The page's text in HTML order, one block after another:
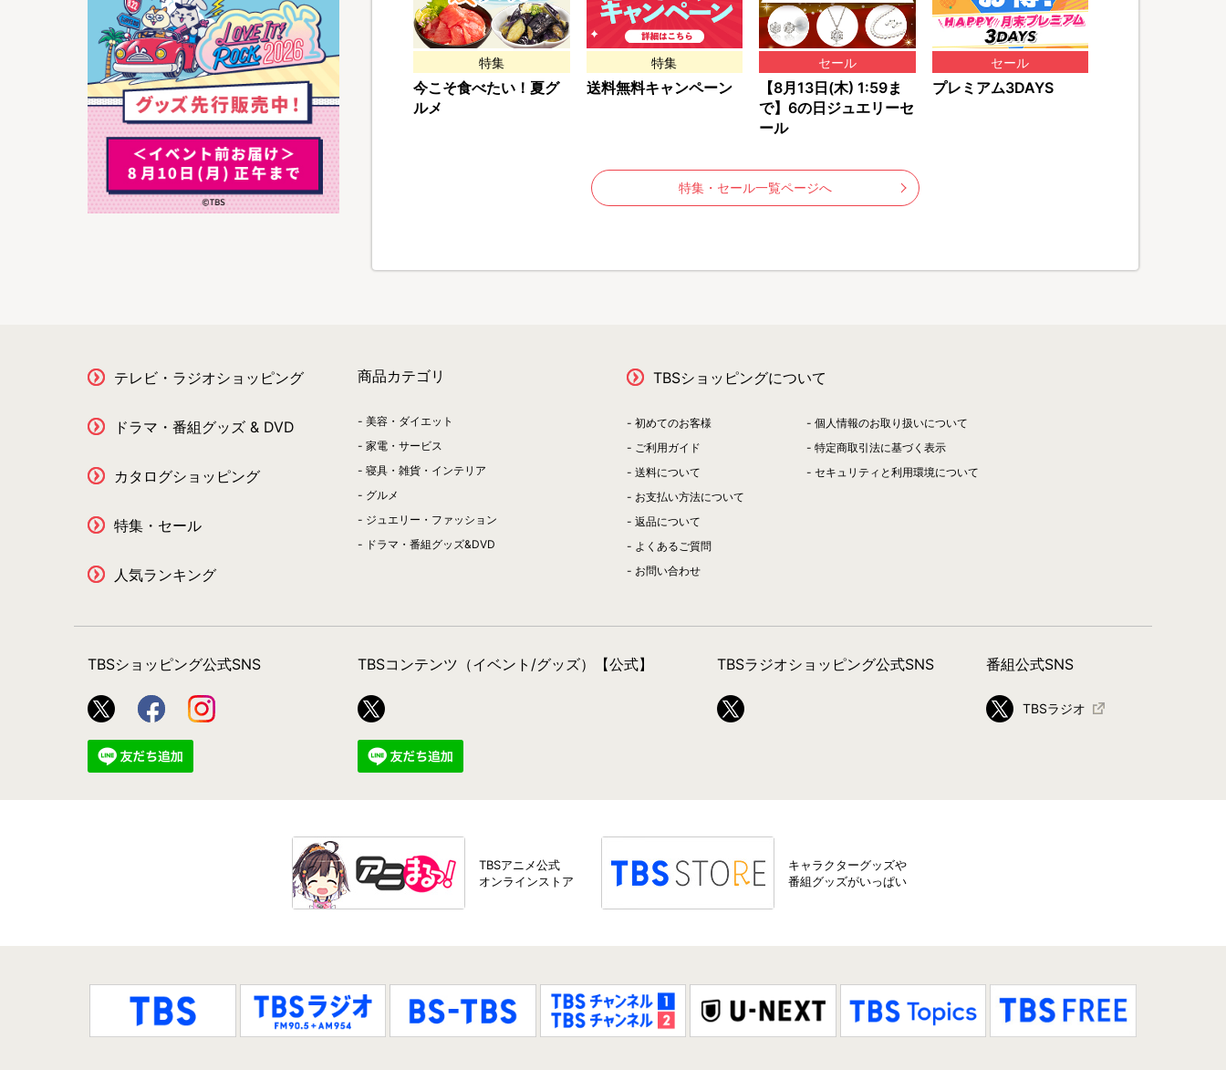
特集
今こそ食べたい！夏グ
ルメ
特集
送料無料キャンペーン
セール
【8月13日(木) 1:59ま
で】6の日ジュエリーセ
ール
セール
プレミアム3DAYS
特集・セール一覧ページへ
テレビ・ラジオショッピング
ドラマ・番組グッズ & DVD
カタログショッピング
特集・セール
人気ランキング
商品カテゴリ
美容・ダイエット
家電・サービス
寝具・雑貨・インテリア
グルメ
ジュエリー・ファッション
ドラマ・番組グッズ&DVD
TBSショッピングについて
初めてのお客様
ご利用ガイド
送料について
お支払い方法について
返品について
よくあるご質問
お問い合わせ
個人情報のお取り扱いについて
特定商取引法に基づく表示
セキュリティと利用環境について
TBSショッピング公式SNS TBSコンテンツ（イベント/グッズ）【公式】 TBSラジオショッピング公式SNS 番組公式SNS
TBSラジオ
TBSアニメ公式
オンラインストア
キャラクターグッズや
番組グッズがいっぱい